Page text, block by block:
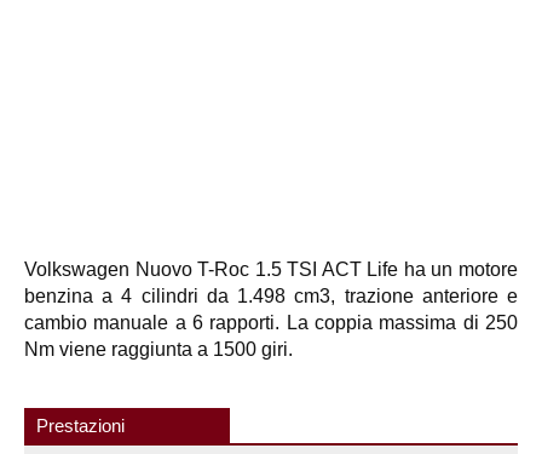
Volkswagen Nuovo T-Roc 1.5 TSI ACT Life ha un motore
benzina a 4 cilindri da 1.498 cm3, trazione anteriore e
cambio manuale a 6 rapporti. La coppia massima di 250
Nm viene raggiunta a 1500 giri.
Prestazioni